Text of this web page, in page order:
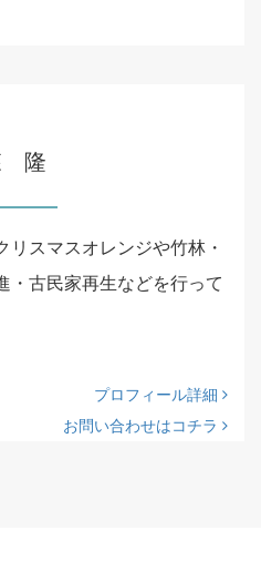
隆
リスマスオレンジや竹林・
古民家再生などを行って
プロフィール詳細
お問い合わせはコチラ